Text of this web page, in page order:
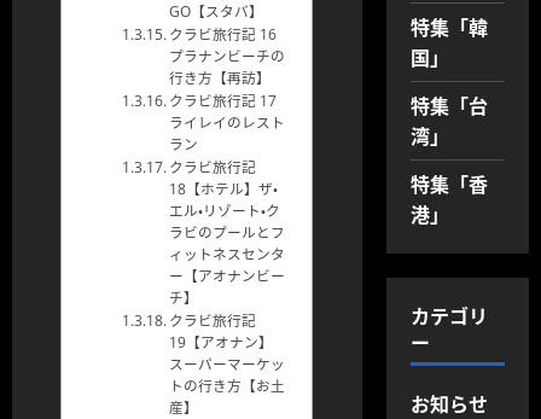
GO【スタバ】
クラビ旅行記 16
プラナンビーチの
行き方【再訪】
クラビ旅行記 17
ライレイのレスト
ラン
クラビ旅行記
18【ホテル】ザ・
エル・リゾート・ク
ラビのプールとフ
ィットネスセンタ
ー【アオナンビー
チ】
クラビ旅行記
19【アオナン】
スーパーマーケッ
トの行き方【お土
産】
特集「韓
国」
特集「台
湾」
特集「香
港」
カテゴリ
ー
お知らせ